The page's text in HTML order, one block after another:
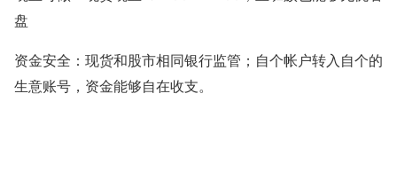
盘
资金安全：现货和股市相同银行监管；自个帐户转入自个的
生意账号，资金能够自在收支。